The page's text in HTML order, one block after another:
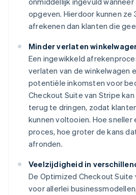
opgeven. Hierdoor kunnen ze
afrekenen dan klanten die
Minder verlaten
Een ingewikkeld
verlaten van de winkelwagen
potentiële inkomsten voor
Checkout Suite van Stripe
terug te dringen, zodat
kunnen voltooien. Hoe
proces, hoe groter de kans
afronden.
Veelzijdigheid in
De Optimized Checkout
voor allerlei